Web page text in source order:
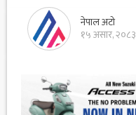
नेपाल अटो
१५ असार, २०८३